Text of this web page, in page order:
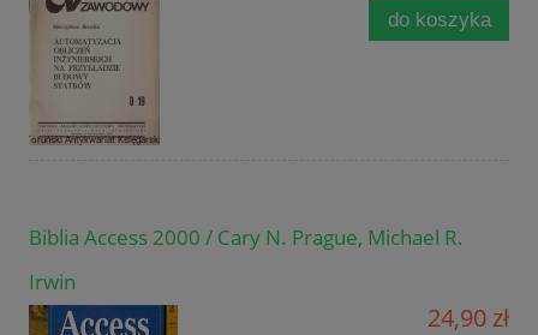
do koszyka
Biblia Access 2000 / Cary N. Prague, Michael R.
Irwin
24,90 zł